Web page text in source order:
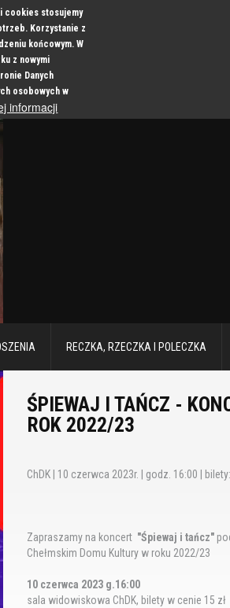
cookies stosujemy
Korzystanie z
końcowym. W
z nowymi
Danych
osobowych w
informacji
RECZKA, RZECZKA I POLECZKA
ŚPIEWAJ I TAŃCZ -
ROK 2022/23
ChDK | 10 czerwca 2023r. | godz. 16:00 |
Zapraszamy na koncert "Śpiewaj i tańcz"
Chełmskim Domu Kultury w roku 2022/23
10 czerwca 2023 g.16:00
sala widowiskowa ChDK, bilety w cenie 15 zł